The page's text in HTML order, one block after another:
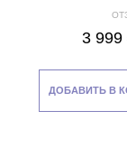
3 999
ДОБАВИТЬ В